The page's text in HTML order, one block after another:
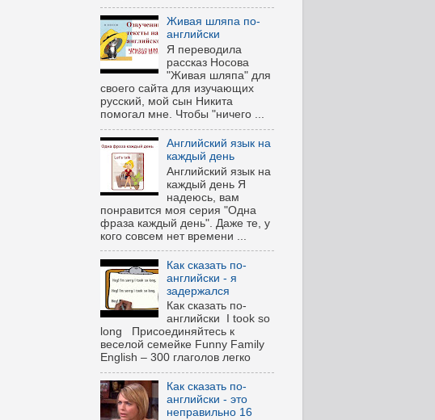
Живая шляпа по-
английски
Я переводила
рассказ Носова
"Живая шляпа" для
своего сайта для изучающих
русский, мой сын Никита
помогал мне. Чтобы "ничего ...
Английский язык на
каждый день
Английский язык на
каждый день Я
надеюсь, вам
понравится моя серия "Одна
фраза каждый день". Даже те, у
кого совсем нет времени ...
Как сказать по-
английски - я
задержался
Как сказать по-
английски I took so
long Присоединяйтесь к
веселой семейке Funny Family
English – 300 глаголов легко
Как сказать по-
английски - это
неправильно 16